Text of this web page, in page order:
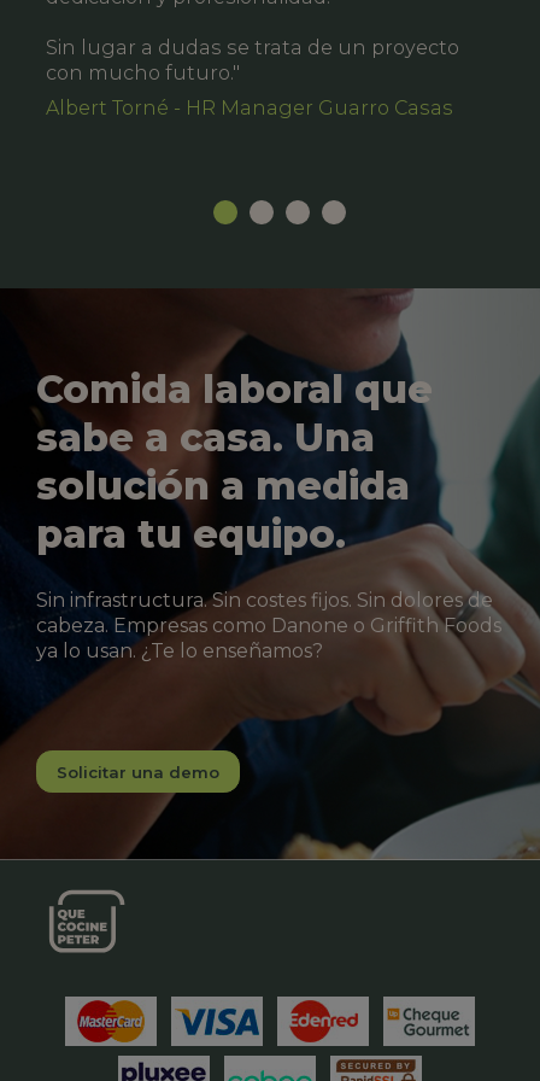
Sin lugar a dudas se trata de un proyecto
con mucho futuro."
Albert Torné - HR Manager Guarro Casas
Comida laboral que
sabe a casa. Una
solución a medida
para tu equipo.
Sin infrastructura. Sin costes fijos. Sin dolores de
cabeza. Empresas como Danone o Griffith Foods
ya lo usan. ¿Te lo enseñamos?
Solicitar una demo